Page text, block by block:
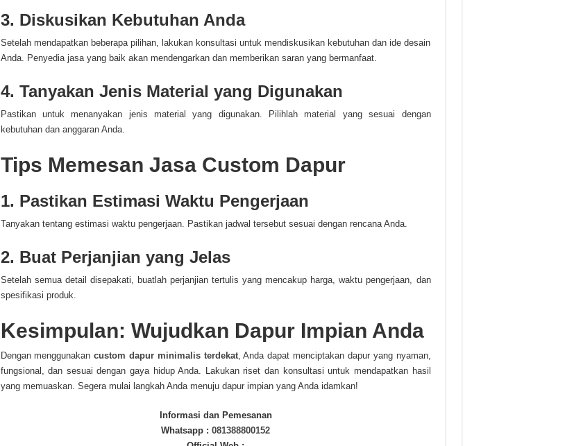
3. Diskusikan Kebutuhan Anda
Setelah mendapatkan beberapa pilihan, lakukan konsultasi untuk mendiskusikan kebutuhan dan ide desain
Anda. Penyedia jasa yang baik akan mendengarkan dan memberikan saran yang bermanfaat.
4. Tanyakan Jenis Material yang Digunakan
Pastikan untuk menanyakan jenis material yang digunakan. Pilihlah material yang sesuai dengan
kebutuhan dan anggaran Anda.
Tips Memesan Jasa Custom Dapur
1. Pastikan Estimasi Waktu Pengerjaan
Tanyakan tentang estimasi waktu pengerjaan. Pastikan jadwal tersebut sesuai dengan rencana Anda.
2. Buat Perjanjian yang Jelas
Setelah semua detail disepakati, buatlah perjanjian tertulis yang mencakup harga, waktu pengerjaan, dan
spesifikasi produk.
Kesimpulan: Wujudkan Dapur Impian Anda
Dengan menggunakancustom dapur minimalis terdekat, Anda dapat menciptakan dapur yang nyaman,
fungsional, dan sesuai dengan gaya hidup Anda. Lakukan riset dan konsultasi untuk mendapatkan hasil
yang memuaskan. Segera mulai langkah Anda menuju dapur impian yang Anda idamkan!
Informasi dan Pemesanan
Whatsapp : 081388800152